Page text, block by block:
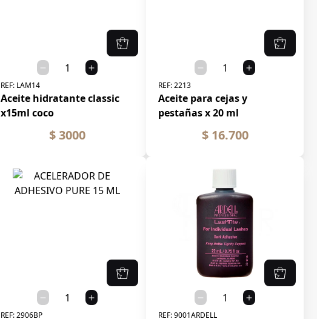
REF: LAM14
Aceite hidratante classic
x15ml coco
$ 3000
REF:2213
Aceite para cejas y
pestañas x 20 ml
$ 16.700
REF:2906BP REF:9001ARDELL